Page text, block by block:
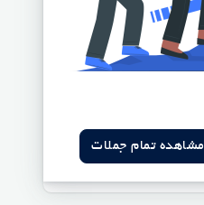
مشاهده تمام جملات